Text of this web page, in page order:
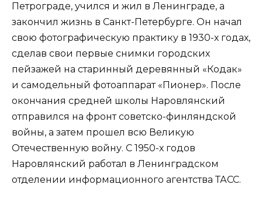
Петрограде, учился и жил в Ленинграде, а
закончил жизнь в Санкт-Петербурге. Он начал
свою фотографическую практику в 1930-х годах,
сделав свои первые снимки городских
пейзажей на старинный деревянный «Кодак»
и самодельный фотоаппарат «Пионер». После
окончания средней школы Наровлянский
отправился на фронт советско-финляндской
войны, а затем прошел всю Великую
Отечественную войну. С 1950-х годов
Наровлянский работал в Ленинградском
отделении информационного агентства ТАСС.